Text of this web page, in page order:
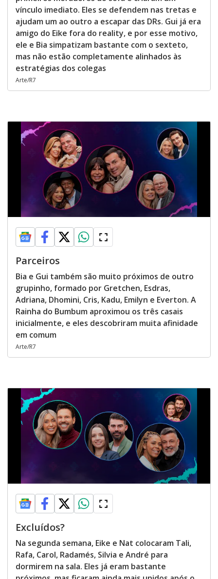
vínculo imediato. Eles se defendem nas tretas e
ajudam um ao outro a escapar das DRs. Gui já era
amigo do Eike fora do reality, e por esse motivo,
ele e Bia simpatizam bastante com o sexteto,
mas não estão completamente alinhados às
estratégias dos colegas
Arte/R7
Parceiros
Bia e Gui também são muito próximos de outro
grupinho, formado por Gretchen, Esdras,
Adriana, Dhomini, Cris, Kadu, Emilyn e Everton. A
Rainha do Bumbum aproximou os três casais
inicialmente, e eles descobriram muita afinidade
em comum
Arte/R7
Excluídos?
Na segunda semana, Eike e Nat colocaram Tali,
Rafa, Carol, Radamés, Silvia e André para
dormirem na sala. Eles já eram bastante